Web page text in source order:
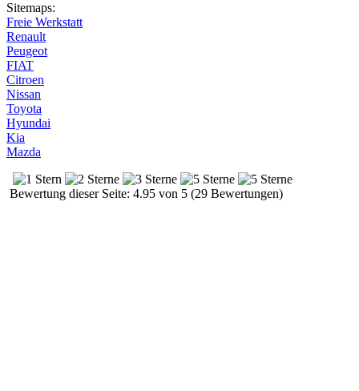
Sitemaps:
Freie Werkstatt
Renault
Peugeot
FIAT
Citroen
Nissan
Toyota
Hyundai
Kia
Mazda
Bewertung dieser Seite: 4.95 von 5 (29 Bewertungen)